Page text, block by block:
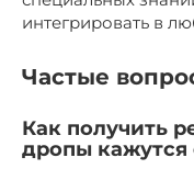
интегрировать в
Частые
Как получить
дропы